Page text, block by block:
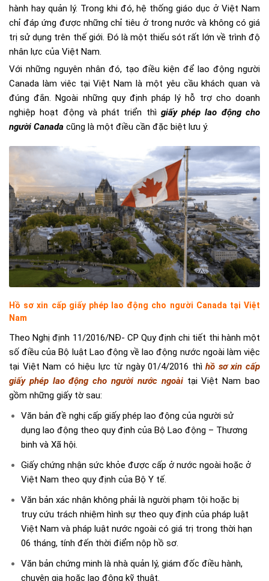
hành hay quản lý. Trong khi đó, hệ thống giáo dục ở Việt Nam
chỉ đáp ứng được những chỉ tiêu ở trong nước và không có giá
trị sử dụng trên thế giới. Đó là một thiếu sót rất lớn về trình độ
nhân lực của Việt Nam.
Với những nguyên nhân đó, tạo điều kiện để lao động người
Canada làm viêc tại Việt Nam là một yêu cầu khách quan và
đúng đắn. Ngoài những quy định pháp lý hỗ trợ cho doanh
nghiệp hoạt động và phát triển thì giấy phép lao động cho
người Canada cũng là một điều cần đặc biệt lưu ý.
Hồ sơ xin cấp giấy phép lao động cho người Canada tại Việt
Nam
Theo Nghị định 11/2016/NĐ- CP Quy định chi tiết thi hành một
số điều của Bộ luật Lao động về lao động nước ngoài làm việc
tại Việt Nam có hiệu lực từ ngày 01/4/2016 thìhồ sơ xin cấp
giấy phép lao động cho người nước ngoàitại Việt Nam bao
gồm những giấy tờ sau:
Văn bản đề nghị cấp giấy phép lao động của người sử
dụng lao động theo quy định của Bộ Lao động – Thương
binh và Xã hội.
Giấy chứng nhận sức khỏe được cấp ở nước ngoài hoặc ở
Việt Nam theo quy định của Bộ Y tế.
Văn bản xác nhận không phải là người phạm tội hoặc bị
truy cứu trách nhiệm hình sự theo quy định của pháp luật
Việt Nam và pháp luật nước ngoài có giá trị trong thời hạn
06 tháng, tính đến thời điểm nộp hồ sơ.
Văn bản chứng minh là nhà quản lý, giám đốc điều hành,
chuyên gia hoặc lao động kỹ thuật.